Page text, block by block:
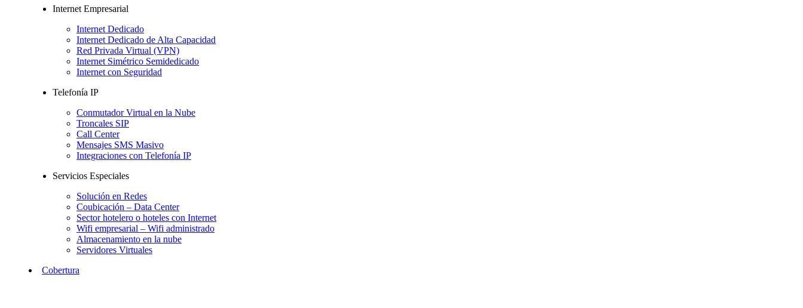
Internet Empresarial
Internet Dedicado
Internet Dedicado de Alta Capacidad
Red Privada Virtual (VPN)
Internet Simétrico Semidedicado
Internet con Seguridad
Telefonía IP
Conmutador Virtual en la Nube
Troncales SIP
Call Center
Mensajes SMS Masivo
Integraciones con Telefonía IP
Servicios Especiales
Solución en Redes
Coubicación – Data Center
Sector hotelero o hoteles con Internet
Wifi empresarial – Wifi administrado
Almacenamiento en la nube
Servidores Virtuales
Cobertura